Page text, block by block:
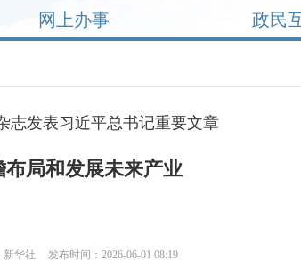
网上办事 政民
志发表习近平总书记重要文章
布局和发展未来产业
新华社 发布时间：2026-06-01 08:19